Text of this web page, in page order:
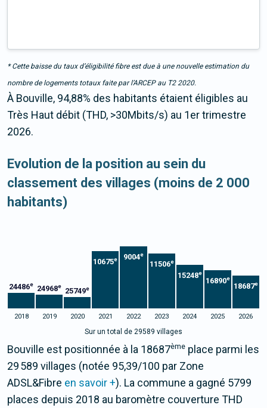
* Cette baisse du taux d’éligibilité fibre est due à une nouvelle estimation du
nombre de logements totaux faite par l’ARCEP au T2 2020.
À Bouville, 94,88% des habitants étaient éligibles au
Très Haut débit (THD, >30Mbits/s) au 1er trimestre
2026.
Evolution de la position au sein du
classement des villages (moins de 2 000
habitants)
24486e 24968e
25749e
10675e 9004e
11506e
15248e
16890e
18687e
2018 2019 2020 2021 2022 2023 2024 2025 2026
Sur un total de 29589 villages
Bouville est positionnée à la 18687ème place parmi les
29 589 villages (notée 95,39/100 par Zone
ADSL&Fibre en savoir +). La commune a gagné 5799
places depuis 2018 au baromètre couverture THD